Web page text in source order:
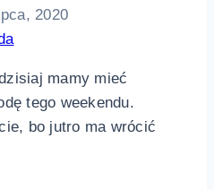
2020
mamy mieć
tego weekendu.
bo jutro ma wrócić